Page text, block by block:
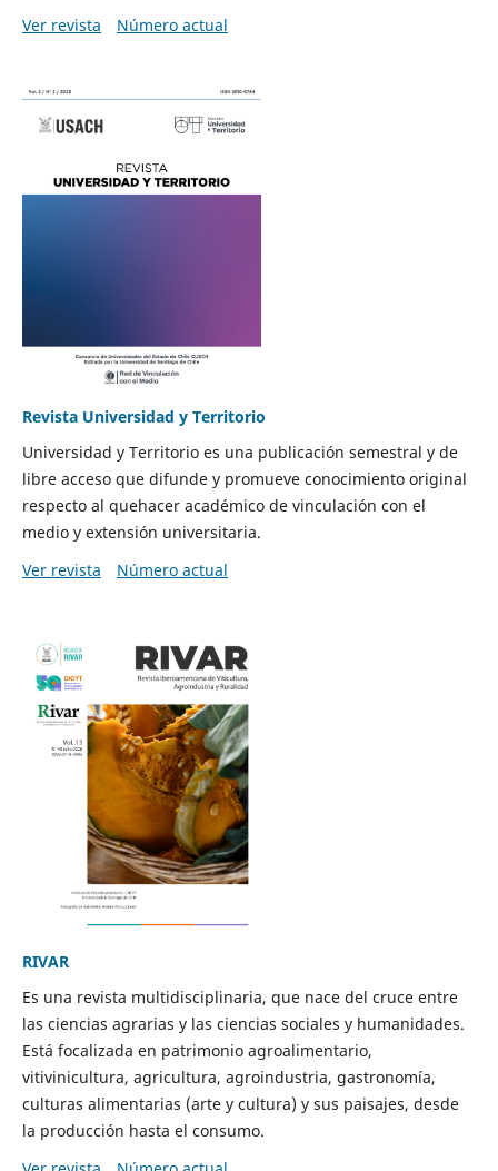
Ver revista
Número actual
Revista Universidad y Territorio
Universidad y Territorio es una publicación semestral y de
libre acceso que difunde y promueve conocimiento original
respecto al quehacer académico de vinculación con el
medio y extensión universitaria.
Ver revista
Número actual
RIVAR
Es una revista multidisciplinaria, que nace del cruce entre
las ciencias agrarias y las ciencias sociales y humanidades.
Está focalizada en patrimonio agroalimentario,
vitivinicultura, agricultura, agroindustria, gastronomía,
culturas alimentarias (arte y cultura) y sus paisajes, desde
la producción hasta el consumo.